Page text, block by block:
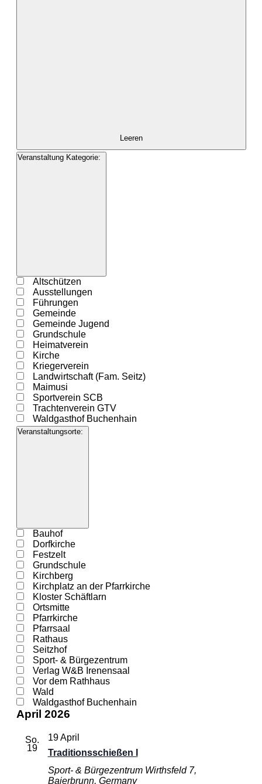
Leeren
Veranstaltung Kategorie:
Filter
schließen
Veranstaltung
Kategorie
Altschützen
Ausstellungen
Führungen
Gemeinde
Gemeinde Jugend
Grundschule
Heimatverein
Kirche
Kriegerverein
Landwirtschaft (Fam. Seitz)
Maimusi
Sportverein SCB
Trachtenverein GTV
Waldgasthof Buchenhain
Veranstaltungsorte:
Filter
schließen
Veranstaltungsorte
Bauhof
Dorfkirche
Festzelt
Grundschule
Kirchberg
Kirchplatz an der Pfarrkirche
Kloster Schäftlarn
Ortsmitte
Pfarrkirche
Pfarrsaal
Rathaus
Seitzhof
Sport- & Bürgezentrum
Verlag W&B Irenensaal
Vor dem Rathhaus
Wald
Waldgasthof Buchenhain
April 2026
So.
19
Traditionsschießen I
19 April
Sport- & Bürgezentrum Wirthsfeld 7,
Baierbrunn, Germany